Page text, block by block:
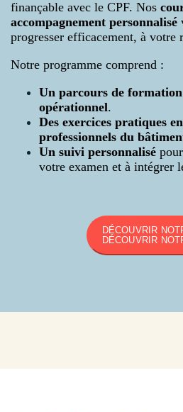
finançable avec le CPF. Nos
accompagnement personnalisé
progresser efficacement, à votre
Notre programme comprend :
Un parcours de
opérationnel.
Des exercices pratiques
professionnels du
Un suivi personnalisé
votre examen et à intégrer
DÉCOUVRIR
DÉCOUVRIR